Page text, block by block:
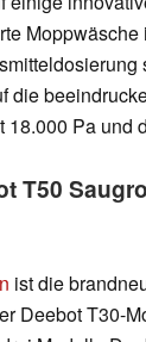
Moppwäsche
die
Pa und
T50
ist die
Deebot T30-